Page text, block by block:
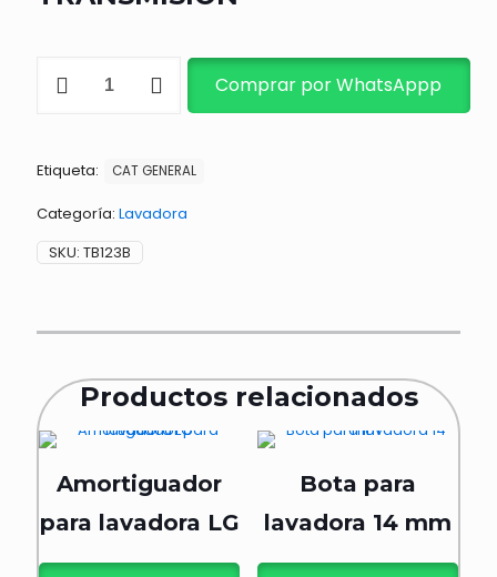
PARA
cantidad
Comprar por WhatsAppp
Etiqueta: CAT GENERAL
Categoría: Lavadora
SKU: TB123B
Productos relacionados
Amortiguador
para lavadora LG
Bota para
lavadora 14 mm